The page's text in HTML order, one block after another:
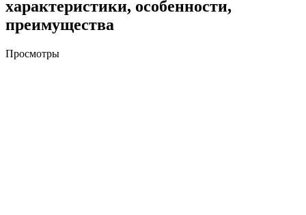
характеристики, особенности,
преимущества
Просмотры